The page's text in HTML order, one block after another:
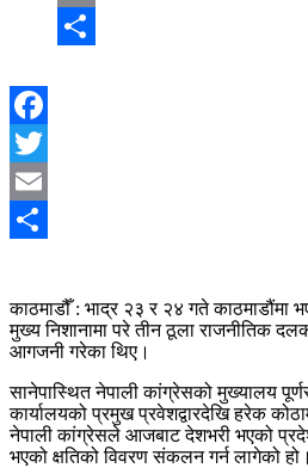
Email
Facebook
Twitter
Email
काठमाडौँ : भाद्र २३ र २४ गते काठमाडौंमा
मुख्य निशानामा परे तीन ठूला राजनीतिक
आगजनी गरेका थिए।
सानेपास्थित नेपाली कांग्रेसको मुख्यालय
कार्यालयको प्रमुख प्रवेशद्वारदेखि हरेक
नेपाली कांग्रेसले आजबाट देशभरी भएको प्रदेश
भएको क्षतिको विवरण संकलन गर्न लागेको हो।